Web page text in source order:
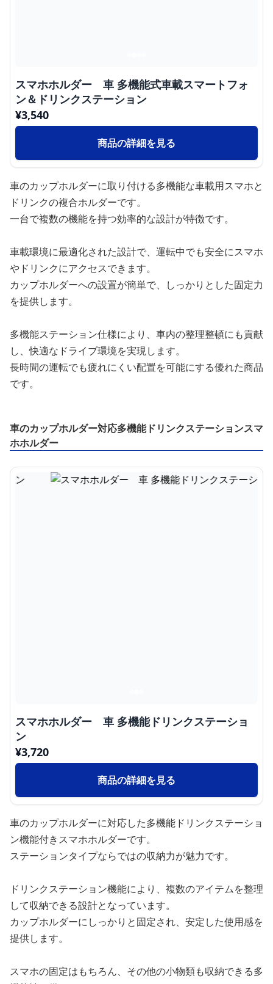
スマホホルダー 車 多機能式車載スマートフォ
ン＆ドリンクステーション
¥3,540
商品の詳細を見る
車のカップホルダーに取り付ける多機能な車載用スマホと
ドリンクの複合ホルダーです。
一台で複数の機能を持つ効率的な設計が特徴です。
車載環境に最適化された設計で、運転中でも安全にスマホ
やドリンクにアクセスできます。
カップホルダーへの設置が簡単で、しっかりとした固定力
を提供します。
多機能ステーション仕様により、車内の整理整頓にも貢献
し、快適なドライブ環境を実現します。
長時間の運転でも疲れにくい配置を可能にする優れた商品
です。
車のカップホルダー対応多機能ドリンクステーションスマ
ホホルダー
スマホホルダー 車 多機能ドリンクステーショ
ン
¥3,720
商品の詳細を見る
車のカップホルダーに対応した多機能ドリンクステーショ
ン機能付きスマホホルダーです。
ステーションタイプならではの収納力が魅力です。
ドリンクステーション機能により、複数のアイテムを整理
して収納できる設計となっています。
カップホルダーにしっかりと固定され、安定した使用感を
提供します。
スマホの固定はもちろん、その他の小物類も収納できる多